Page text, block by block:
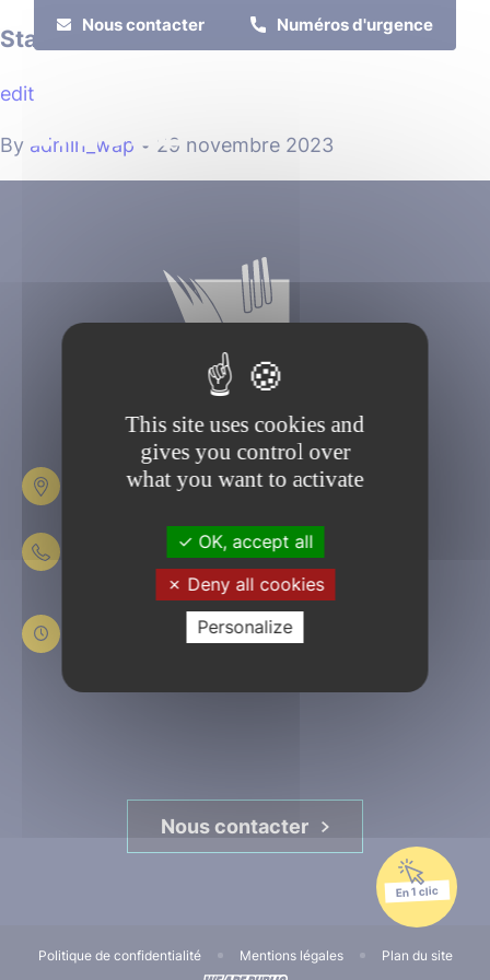
Nous contacter Numéros d'urgence
Stade Jo Maso
edit
By admin_wap • 29 novembre 2023
Place Fulbert de Beina
02 33 84 44 44
Du lundi au jeudi
de 8h30 à 12h et de 13h30 à 17h30
Nous contacter
Politique de confidentialité Mentions légales Plan du site
En 1 clic
Cookies management panel
This site uses cookies and
gives you control over
what you want to activate
OK, accept all
Deny all cookies
Personalize